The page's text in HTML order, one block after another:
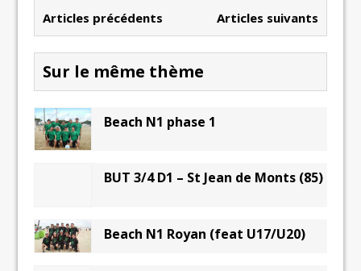
Articles précédents Articles suivants
Sur le même thème
Beach N1 phase 1
BUT 3/4 D1 – St Jean de Monts (85)
Beach N1 Royan (feat U17/U20)